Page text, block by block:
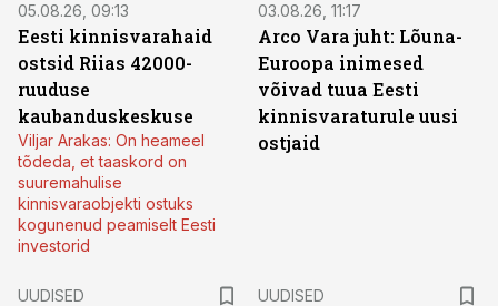
05.08.26, 09:13
Eesti kinnisvarahaid
ostsid Riias 42000-
ruuduse
kaubanduskeskuse
Viljar Arakas: On heameel
tõdeda, et taaskord on
suuremahulise
kinnisvaraobjekti ostuks
kogunenud peamiselt Eesti
investorid
03.08.26, 11:17
Arco Vara juht: Lõuna-
Euroopa inimesed
võivad tuua Eesti
kinnisvaraturule uusi
ostjaid
UUDISED
UUDISED